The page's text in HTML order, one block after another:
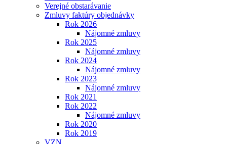
Verejné obstarávanie
Zmluvy faktúry objednávky
Rok 2026
Nájomné zmluvy
Rok 2025
Nájomné zmluvy
Rok 2024
Nájomné zmluvy
Rok 2023
Nájomné zmluvy
Rok 2021
Rok 2022
Nájomné zmluvy
Rok 2020
Rok 2019
VZN